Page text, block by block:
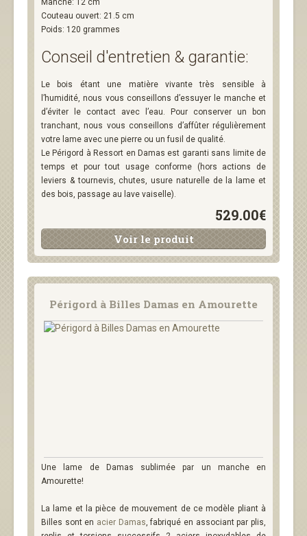
Manche: 12 cm
Couteau ouvert: 21.5 cm
Poids: 120 grammes
Conseil d'entretien & garantie:
Le bois étant une matière vivante très sensible à
l’humidité, nous vous conseillons d’essuyer le manche et
d’éviter le contact avec l’eau. Pour conserver un bon
tranchant, nous vous conseillons d’affûter régulièrement
votre lame avec une pierre ou un fusil de qualité.
Le Périgord à Ressort en Damas est garanti sans limite de
temps et pour tout usage conforme (hors actions de
leviers & tournevis, chutes, usure naturelle de la lame et
des bois, passage au lave vaiselle).
529.00€
Voir le produit
Périgord à Billes Damas en Amourette
Une lame de Damas sublimée par un manche en
Amourette!
La lame et la pièce de mouvement de ce modèle pliant à
Billes sont en acier Damas, fabriqué en associant par plis,